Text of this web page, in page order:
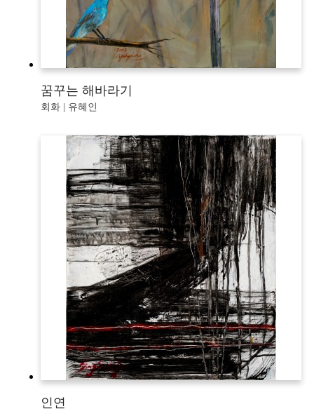
꿈꾸는 해바라기
회화 | 유혜인
인연